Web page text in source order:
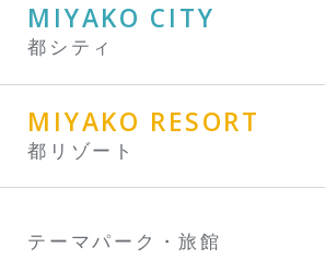
MIYAKO CITY
都シティ
MIYAKO RESORT
都リゾート
テーマパーク・旅館